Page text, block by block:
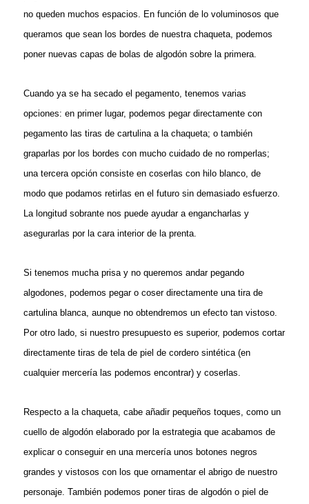
no queden muchos espacios. En función de lo voluminosos que
queramos que sean los bordes de nuestra chaqueta, podemos
poner nuevas capas de bolas de algodón sobre la primera.
Cuando ya se ha secado el pegamento, tenemos varias
opciones: en primer lugar, podemos pegar directamente con
pegamento las tiras de cartulina a la chaqueta; o también
graparlas por los bordes con mucho cuidado de no romperlas;
una tercera opción consiste en coserlas con hilo blanco, de
modo que podamos retirlas en el futuro sin demasiado esfuerzo.
La longitud sobrante nos puede ayudar a engancharlas y
asegurarlas por la cara interior de la prenta.
Si tenemos mucha prisa y no queremos andar pegando
algodones, podemos pegar o coser directamente una tira de
cartulina blanca, aunque no obtendremos un efecto tan vistoso.
Por otro lado, si nuestro presupuesto es superior, podemos cortar
directamente tiras de tela de piel de cordero sintética (en
cualquier mercería las podemos encontrar) y coserlas.
Respecto a la chaqueta, cabe añadir pequeños toques, como un
cuello de algodón elaborado por la estrategia que acabamos de
explicar o conseguir en una mercería unos botones negros
grandes y vistosos con los que ornamentar el abrigo de nuestro
personaje. También podemos poner tiras de algodón o piel de